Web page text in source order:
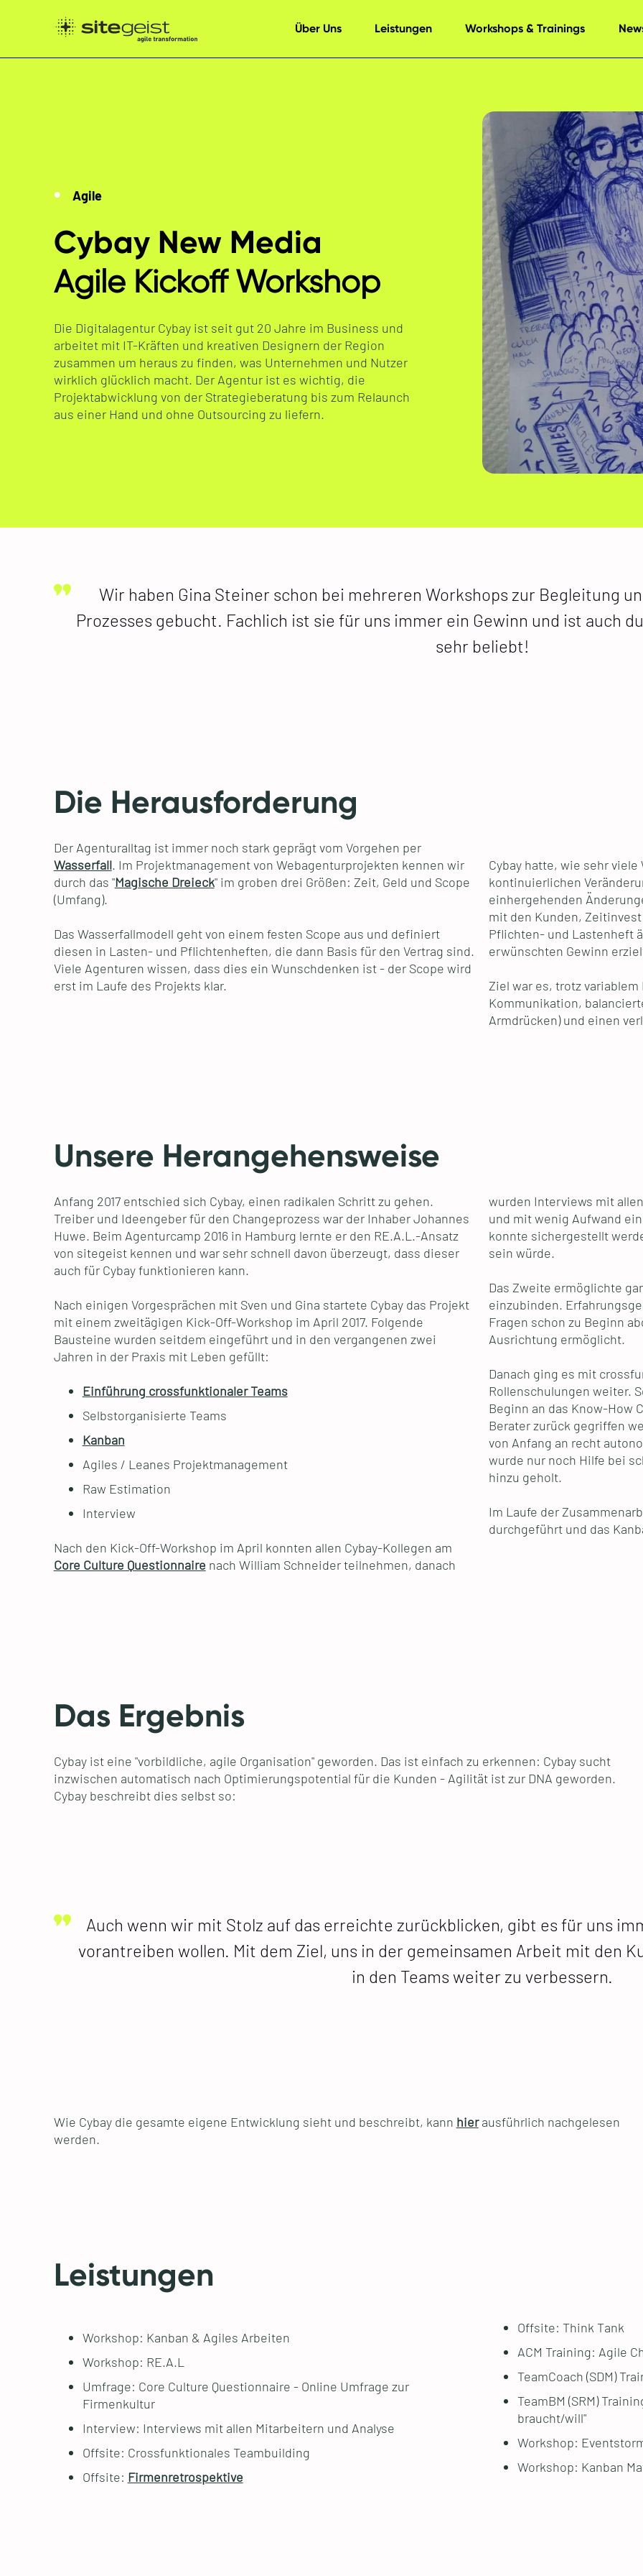
Über Uns Leistungen Workshops & Trainings
Cybay New Media
Agile Kickoff Workshop
Agile
Die Digitalagentur Cybay ist seit gut 20 Jahre im Business und
arbeitet mit IT-Kräften und kreativen Designern der Region
zusammen um heraus zu finden, was Unternehmen und Nutzer
wirklich glücklich macht. Der Agentur ist es wichtig, die
Projektabwicklung von der Strategieberatung bis zum Relaunch
aus einer Hand und ohne Outsourcing zu liefern.
Wir haben Gina Steiner schon bei mehreren Workshops zur Begleitung
Prozesses gebucht. Fachlich ist sie für uns immer ein Gewinn und ist auch
sehr beliebt!
Die Herausforderung
Der Agenturalltag ist immer noch stark geprägt vom Vorgehen per
Wasserfall. Im Projektmanagement von Webagenturprojekten kennen wir
durch das "Magische Dreieck" im groben drei Größen: Zeit, Geld und Scope
(Umfang).
Das Wasserfallmodell geht von einem festen Scope aus und definiert
diesen in Lasten- und Pflichtenheften, die dann Basis für den Vertrag sind.
Viele Agenturen wissen, dass dies ein Wunschdenken ist - der Scope wird
erst im Laufe des Projekts klar.
Cybay hatte, wie sehr
kontinuierlichen
einhergehenden
mit den Kunden,
Pflichten- und Lastenheft
erwünschten Gewinn
Ziel war es, trotz
Kommunikation,
Armdrücken) und einen
Unsere Herangehensweise
Anfang 2017 entschied sich Cybay, einen radikalen Schritt zu gehen.
Treiber und Ideengeber für den Changeprozess war der Inhaber Johannes
Huwe. Beim Agenturcamp 2016 in Hamburg lernte er den RE.A.L.-Ansatz
von sitegeist kennen und war sehr schnell davon überzeugt, dass dieser
auch für Cybay funktionieren kann.
Nach einigen Vorgesprächen mit Sven und Gina startete Cybay das Projekt
mit einem zweitägigen Kick-Off-Workshop im April 2017. Folgende
Bausteine wurden seitdem eingeführt und in den vergangenen zwei
Jahren in der Praxis mit Leben gefüllt:
Einführung crossfunktionaler Teams
Selbstorganisierte Teams
Kanban
Agiles / Leanes Projektmanagement
Raw Estimation
Interview
Nach den Kick-Off-Workshop im April konnten allen Cybay-Kollegen am
Core Culture Questionnaire nach William Schneider teilnehmen, danach
wurden Interviews mit
und mit wenig Aufwand
konnte sichergestellt
sein würde.
Das Zweite ermöglichte
einzubinden.
Fragen schon zu Beginn
Ausrichtung ermöglicht.
Danach ging es mit
Rollenschulungen weiter.
Beginn an das Know-How
Berater zurück gegriffen
von Anfang an recht
wurde nur noch Hilfe bei
hinzu geholt.
Im Laufe der
durchgeführt und das
Das Ergebnis
Cybay ist eine "vorbildliche, agile Organisation" geworden. Das ist einfach zu erkennen: Cybay sucht
inzwischen automatisch nach Optimierungspotential für die Kunden - Agilität ist zur DNA geworden.
Cybay beschreibt dies selbst so:
Auch wenn wir mit Stolz auf das erreichte zurückblicken, gibt es für uns
vorantreiben wollen. Mit dem Ziel, uns in der gemeinsamen Arbeit mit den
in den Teams weiter zu verbessern.
Wie Cybay die gesamte eigene Entwicklung sieht und beschreibt, kann hierausführlich nachgelesen
werden.
Leistungen
Workshop: Kanban & Agiles Arbeiten
Workshop: RE.A.L
Umfrage: Core Culture Questionnaire - Online Umfrage zur
Firmenkultur
Interview: Interviews mit allen Mitarbeitern und Analyse
Offsite: Crossfunktionales Teambuilding
Offsite: Firmenretrospektive
Offsite: Think Tank
ACM Training: Agile
TeamCoach (SDM)
TeamBM (SRM)
braucht/will"
Workshop:
Workshop: Kanban